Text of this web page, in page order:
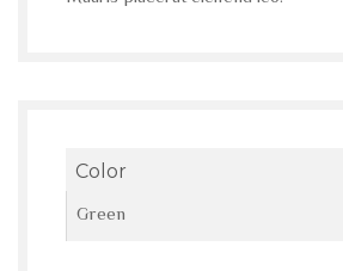
Color
Green